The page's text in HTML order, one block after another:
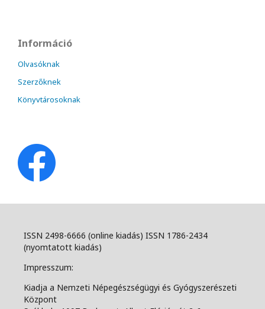
Információ
Olvasóknak
Szerzőknek
Könyvtárosoknak
ISSN 2498-6666 (online kiadás) ISSN 1786-2434
(nyomtatott kiadás)
Impresszum:
Kiadja a Nemzeti Népegészségügyi és Gyógyszerészeti
Központ